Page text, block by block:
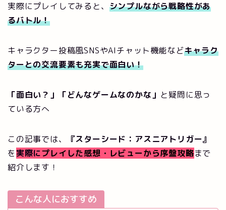
実際にプレイしてみると、 シンプルながら戦略性があ
るバトル！
キャラクター投稿風SNSやAIチャット機能などキャラク
ターとの交流要素も充実で面白い！
「面白い？」「どんなゲームなのかな」 と疑問に思っ
ている方へ
この記事では、
『スターシード：アスニアトリガー』
を 実際にプレイした感想・レビューから序盤攻略まで
紹介します！
こんな人におすすめ